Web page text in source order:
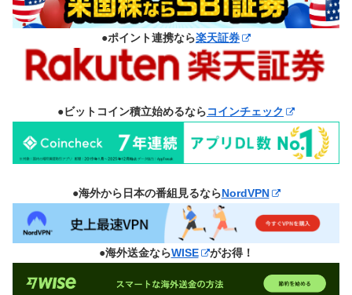
●ポイント連携なら楽天証券
●ビットコイン積立始めるならコインチェック
●海外から日本の番組見るならNordVPN
●海外送金ならWISE がお得！